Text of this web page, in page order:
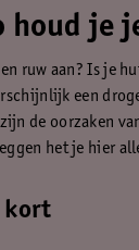
houd je
ruw aan? Is je
een
de oorzaken
het je hier
kort